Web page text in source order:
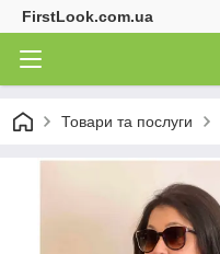
FirstLook.com.ua
Товари та послуги